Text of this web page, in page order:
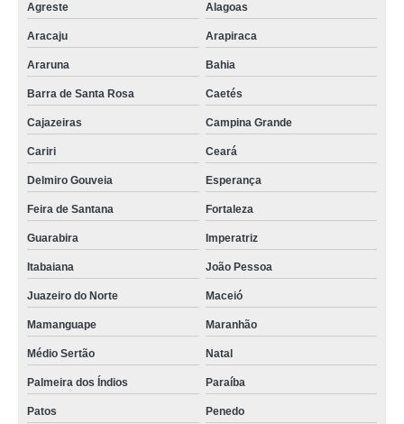
orçamento de prensa para queijo redondo Jardim Avelino
prensa de fazer queijo orçamento Santana de Parnaíba
prensa de queijo inox cotar Santa Maria de Jetibá
orçamento de prensa para fazer queijo Guarapari
prensa de queijo industrial orçamento Cidade Tiradentes
fabricante de prensa para queijo Almirante Tamandaré
orçamento de prensa de fazer queijo Itaquaquecetuba
orçamento de prensa de queijo inox Atibaia
prensa para queijo quadrada Carandai
prensa para queijo VL MAFRA
orçamento de prensa de fazer queijo Brusque
Agreste
Alagoas
Aracaju Arapiraca
Araruna Bahia
Barra de Santa Rosa Caetés
Cajazeiras Campina Grande
Cariri Ceará
Delmiro Gouveia Esperança
Feira de Santana Fortaleza
Guarabira Imperatriz
Itabaiana João Pessoa
Juazeiro do Norte Maceió
Mamanguape Maranhão
Médio Sertão Natal
Palmeira dos Índios Paraíba
Patos Penedo